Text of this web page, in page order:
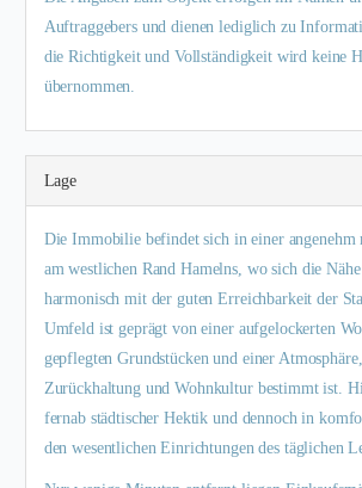
Auftraggebers und dienen lediglich zu
die Richtigkeit und Vollständigkeit wird keine
übernommen.
Lage
Die Immobilie befindet sich in einer angenehm
am westlichen Rand Hamelns, wo sich die
harmonisch mit der guten Erreichbarkeit der
Umfeld ist geprägt von einer aufgelockerten
gepflegten Grundstücken und einer
Zurückhaltung und Wohnkultur bestimmt ist.
fernab städtischer Hektik und dennoch in
den wesentlichen Einrichtungen des täglichen